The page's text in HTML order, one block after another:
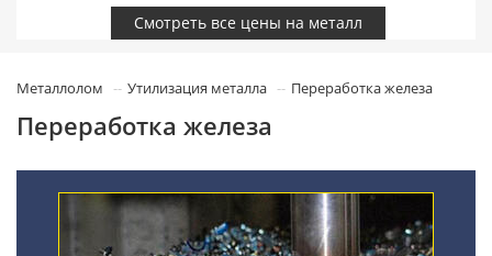
Смотреть все цены на металл
Металлолом Утилизация металла Переработка железа
Переработка железа